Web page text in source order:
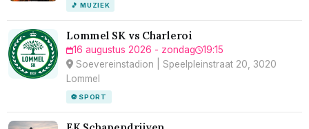
🎵 MUZIEK
Lommel SK vs Charleroi
16 augustus 2026 - zondag
19:15
Soevereinstadion | Speelpleinstraat 20, 3020
Lommel
⚽ SPORT